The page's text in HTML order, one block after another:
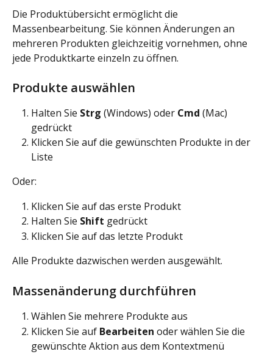
Die Produktübersicht ermöglicht die
Massenbearbeitung. Sie können Änderungen an
mehreren Produkten gleichzeitig vornehmen, ohne
jede Produktkarte einzeln zu öffnen.
Produkte auswählen
Halten Sie Strg (Windows) oder Cmd (Mac)
gedrückt
Klicken Sie auf die gewünschten Produkte in der
Liste
Oder:
Klicken Sie auf das erste Produkt
Halten Sie Shift gedrückt
Klicken Sie auf das letzte Produkt
Alle Produkte dazwischen werden ausgewählt.
Massenänderung durchführen
Wählen Sie mehrere Produkte aus
Klicken Sie auf Bearbeiten oder wählen Sie die
gewünschte Aktion aus dem Kontextmenü